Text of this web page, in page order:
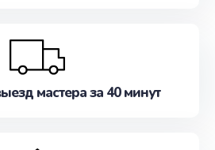
мастера за 40 минут